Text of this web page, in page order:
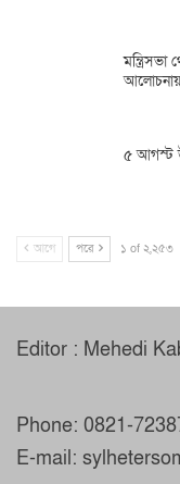
৫ আগস্ট
আগে পরে ১ of ২,২৫৩
Editor : Mehedi
Phone: 0821-
E-mail: